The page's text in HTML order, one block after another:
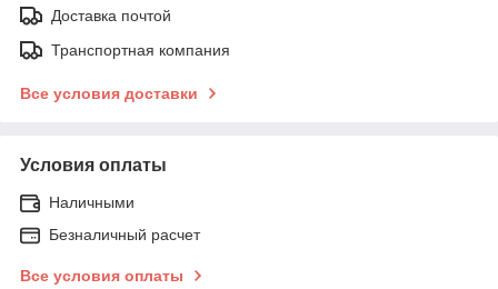
Доставка почтой
Транспортная компания
Все условия доставки
Условия оплаты
Наличными
Безналичный расчет
Все условия оплаты